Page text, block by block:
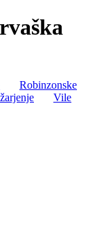
Robinzonske
Vile